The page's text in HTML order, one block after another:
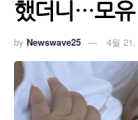
했더니…모유
by Newswave25 4월